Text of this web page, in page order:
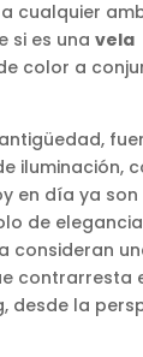
cualquier
si es una vela
color a
iluminación,
en día ya son
de
consideran
contrarresta
desde la